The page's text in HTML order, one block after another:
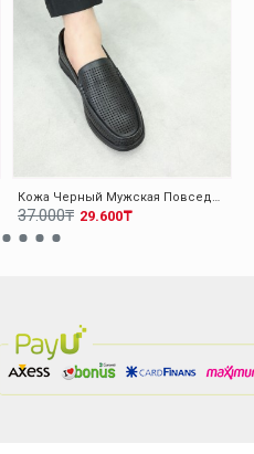
Кожа Черный Мужская Повседневная Обувь 126MA001
29.600₸
37.000₸